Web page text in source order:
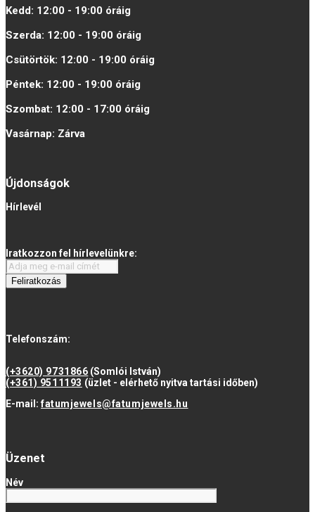
Kedd: 12:00 - 19:00 óráig
Szerda: 12:00 - 19:00 óráig
Csütörtök: 12:00 - 19:00 óráig
Péntek: 12:00 - 19:00 óráig
Szombat: 12:00 - 17:00 óráig
Vasárnap: Zárva
Újdonságok
Hírlevél
Iratkozzon fel hírlevelünkre:
Feliratkozás
Telefonszám:
(+3620) 9731866 (Somlói István)
(+361) 9511193 (üzlet - elérhető nyitva tartási időben)
E-mail: fatumjewels@fatumjewels.hu
Üzenet
Név